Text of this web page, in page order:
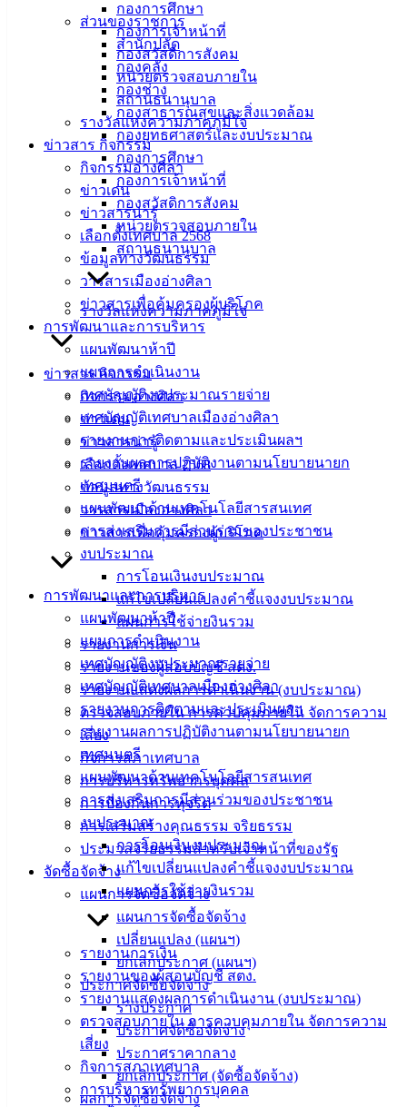
กองการศึกษา
กองการเจ้าหน้าที่
กองสวัสดิการสังคม
หน่วยตรวจสอบภายใน
สถานธนานุบาล
รางวัลแห่งความภาคภูมิใจ
ข่าวสาร กิจกรรม
กิจกรรมอ่างศิลา
ข่าวเด่น
ข่าวสารน่ารู้
เลือกตั้งเทศบาล 2568
ข้อมูลทางวัฒนธรรม
วารสารเมืองอ่างศิลา
ข่าวสารเพื่อคุ้มครองผู้บริโภค
การพัฒนาและการบริหาร
แผนพัฒนาห้าปี
แผนการดำเนินงาน
เทศบัญญัติงบประมาณรายจ่าย
เทศบัญญัติเทศบาลเมืองอ่างศิลา
รายงานการติดตามและประเมินผลฯ
รายงานผลการปฏิบัติงานตามนโยบายนายก
เทศมนตรี
แผนพัฒนาด้านเทคโนโลยีสารสนเทศ
การส่งเสริมการมีส่วนร่วมของประชาชน
งบประมาณ
การโอนเงินงบประมาณ
แก้ไขเปลี่ยนแปลงคำชี้แจงงบประมาณ
แผนการใช้จ่ายงินรวม
รายงานการเงิน
รายงานของผู้สอบบัญชี สตง.
รายงานแสดงผลการดำเนินงาน (งบประมาณ)
ตรวจสอบภายใน การควบคุมภายใน จัดการความ
เสี่ยง
กิจการสภาเทศบาล
การบริหารทรัพยากรบุคคล
การป้องกันการทุจริต
การเสริมสร้างคุณธรรม จริยธรรม
ประมวลจริยธรรมสำหรับเจ้าหน้าที่ของรัฐ
จัดซื้อจัดจ้าง
แผนการจัดซื้อจัดจ้าง
แผนการจัดซื้อจัดจ้าง
เปลี่ยนแปลง (แผนฯ)
ยกเลิกประกาศ (แผนฯ)
ประกาศจัดซื้อจัดจ้าง
ร่างประกาศ
ประกาศจัดซื้อจัดจ้าง
ประกาศราคากลาง
ยกเลิกประกาศ (จัดซื้อจัดจ้าง)
ผลการจัดซื้อจัดจ้าง
ส่วนของราชการ
สำนักปลัด
กองคลัง
กองช่าง
กองสาธารณสุขและสิ่งแวดล้อม
กองยุทธศาสตร์และงบประมาณ
กองการศึกษา
กองการเจ้าหน้าที่
กองสวัสดิการสังคม
หน่วยตรวจสอบภายใน
สถานธนานุบาล
รางวัลแห่งความภาคภูมิใจ
ข่าวสาร กิจกรรม
กิจกรรมอ่างศิลา
ข่าวเด่น
ข่าวสารน่ารู้
เลือกตั้งเทศบาล 2568
ข้อมูลทางวัฒนธรรม
วารสารเมืองอ่างศิลา
ข่าวสารเพื่อคุ้มครองผู้บริโภค
การพัฒนาและการบริหาร
แผนพัฒนาห้าปี
แผนการดำเนินงาน
เทศบัญญัติงบประมาณรายจ่าย
เทศบัญญัติเทศบาลเมืองอ่างศิลา
รายงานการติดตามและประเมินผลฯ
รายงานผลการปฏิบัติงานตามนโยบายนายก
เทศมนตรี
แผนพัฒนาด้านเทคโนโลยีสารสนเทศ
การส่งเสริมการมีส่วนร่วมของประชาชน
งบประมาณ
การโอนเงินงบประมาณ
แก้ไขเปลี่ยนแปลงคำชี้แจงงบประมาณ
แผนการใช้จ่ายงินรวม
รายงานการเงิน
รายงานของผู้สอบบัญชี สตง.
รายงานแสดงผลการดำเนินงาน (งบประมาณ)
ตรวจสอบภายใน การควบคุมภายใน จัดการความ
เสี่ยง
กิจการสภาเทศบาล
การบริหารทรัพยากรบุคคล
เทศบาลเมือง
อ.เมือง จ.ชลบุรี
ติดต่อ :038-
142-100-104
บริการ
ประชาชน
ดาวน์โหลด
แบบ
ฟอร์ม,
เอกสาร
คู่มือ
สำหรับ
ประชาชน/
คู่มือการ
ปฏิบัติ
งาน
ข่าวสาร
น่ารู้
ศุนย์
ข่าวสาร
อิเล็กทรอนิกส์
องค์
ความรู้
(Knowledge
Management)
เทศบาล
สายตรง
นายก
ประวัติ
เทศบาล
ผู้บริหาร
และ
หัวหน้า
ส่วน
ราชการ
เทศบาล
สงวนลิขสิทธิ์ © 2563 เทศบาลเมืองอ่างศิลา จังหวัดชลบุรี |